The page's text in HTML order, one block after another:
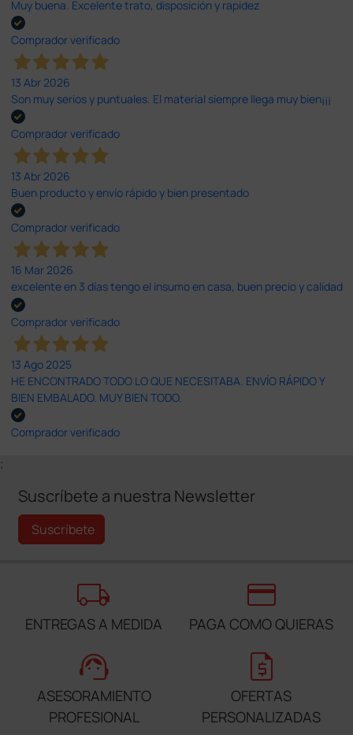
Muy buena. Excelente trato, disposición y rapidez
Comprador verificado
13 Abr 2026
Son muy serios y puntuales. El material siempre llega muy bien¡¡¡
Comprador verificado
13 Abr 2026
Buen producto y envío rápido y bien presentado
Comprador verificado
16 Mar 2026
excelente en 3 días tengo el insumo en casa, buen precio y calidad
Comprador verificado
13 Ago 2025
HE ENCONTRADO TODO LO QUE NECESITABA. ENVÍO RÁPIDO Y
BIEN EMBALADO. MUY BIEN TODO.
Comprador verificado
;
Suscríbete a nuestra Newsletter
Suscríbete
local_shipping
ENTREGAS A MEDIDA
credit_card
PAGA COMO QUIERAS
support_agent
ASESORAMIENTO
PROFESIONAL
request_quote
OFERTAS
PERSONALIZADAS